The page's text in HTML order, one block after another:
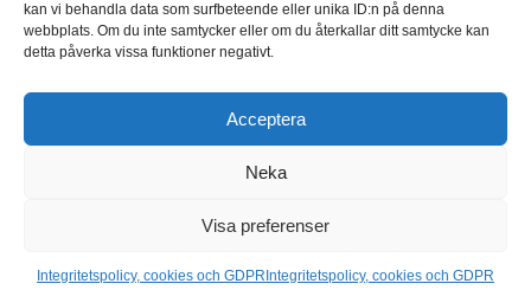
kan vi behandla data som surfbeteende eller unika ID:n på denna
webbplats. Om du inte samtycker eller om du återkallar ditt samtycke kan
detta påverka vissa funktioner negativt.
Acceptera
Neka
Visa preferenser
Integritetspolicy, cookies och GDPR Integritetspolicy, cookies och GDPR
Öppettider och adress
Adress: Hamngatan 13, 271 43 Ystad
© 2025 YAB – Ystad, äventyr och bad. E-post:
kontakt@yab.se